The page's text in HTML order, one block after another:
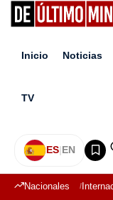
Inicio Noticias
TV
ES|EN
Nacionales